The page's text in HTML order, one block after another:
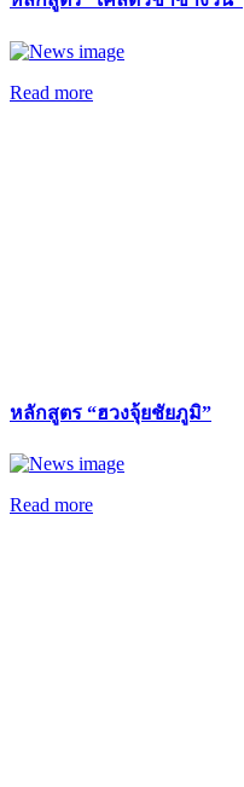
Read more
หลักสูตร “ฮวงจุ้ยชัยภูมิ”
Read more